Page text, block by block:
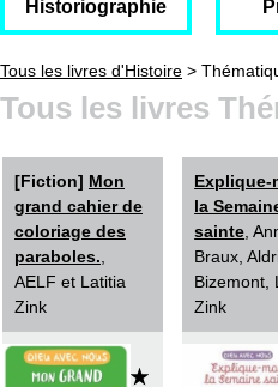
Historiographie
Tous les livres d'Histoire >
Tous les livres
[Fiction] Mon
grand cahier de
coloriage des
paraboles.
AELF et Latitia
Zink
la
sainte ,
Braux,
Bizemont,
Zink